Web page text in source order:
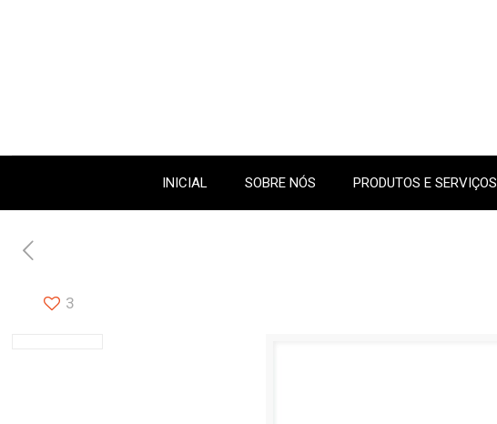
INICIAL SOBRE NÓS PRODUTOS E SERVIÇOS
3